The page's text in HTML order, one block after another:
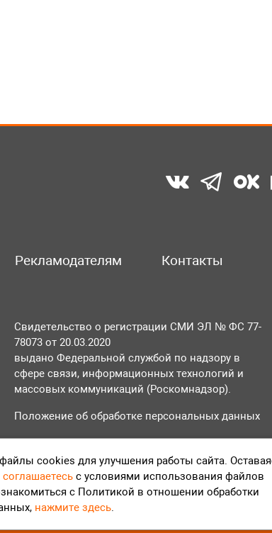
Рекламодателям Контакты
Свидетельство о регистрации СМИ ЭЛ № ФС 77-
78073 от 20.03.2020
выдано Федеральной службой по надзору в
сфере связи, информационных технологий и
массовых коммуникаций (Роскомнадзор).
Положение об обработке персональных данных
Согласие на обработку персональных данных
cookies для улучшения работы сайта.
соглашаетесь с условиями использования файлов
с Политикой в отношении обработки
нажмите здесь.